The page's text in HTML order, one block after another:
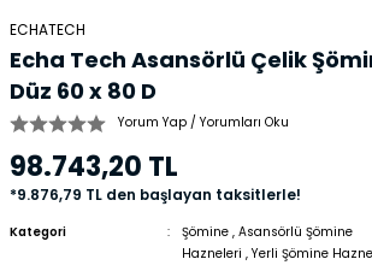
ECHATECH
Echa Tech Asansörlü Çelik
Düz 60 x 80 D
Yorum Yap / Yorumları Oku
98.743,20 TL
*9.876,79 TL den başlayan taksitlerle!
Kategori Şömine ,Asansörlü Şömine
Hazneleri ,Yerli Şömine